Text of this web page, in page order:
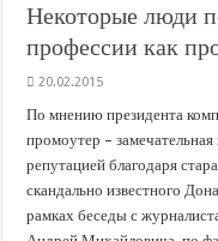
Некоторые люди
профессии как
20.02.2015
По мнению президента
промоутер –
репутацией благодаря
скандально известного
рамках беседы с